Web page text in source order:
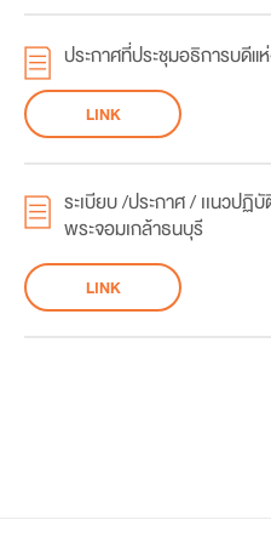
ประกาศที่ประชุมอธิการบดีแ
LINK
ระเบียบ /ประกาศ / เเนวปฏิ
พระจอมเกล้าธนบุรี
LINK